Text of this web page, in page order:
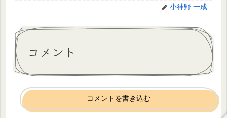
小神野 一成
コメント
コメントを書き込む